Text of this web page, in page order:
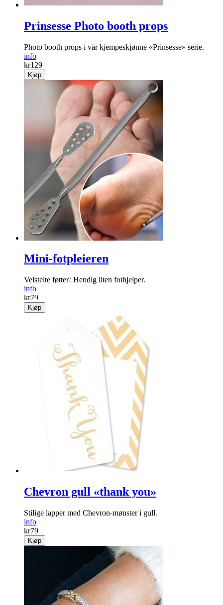
Prinsesse Photo booth props
Photo booth props i vår kjempeskjønne «Prinsesse» serie.
info
kr129
Kjøp
Mini-fotpleieren
Velstelte føtter! Hendig liten fothjelper.
info
kr79
Kjøp
Chevron gull «thank you»
Stilige lapper med Chevron-mønster i gull.
info
kr79
Kjøp